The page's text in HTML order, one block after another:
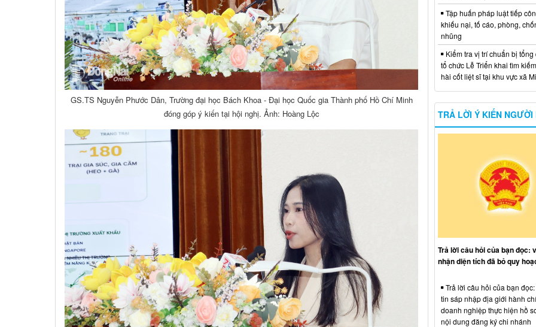
GS.TS Nguyễn Phước Dân, Trường đại học Bách Khoa - Đại học Quốc gia Thành phố Hồ Chí Minh
đóng góp ý kiến tại hội nghị. Ảnh: Hoàng Lộc
Tập huấn pháp luật tiếp
khiếu nại, tố cáo, phòng,
nhũng
Kiểm tra vị trí chuẩn bị tổng
tổ chức Lễ Triển khai tìm
hài cốt liệt sĩ tại khu vực xã
TRẢ LỜI Ý KIẾN NGƯỜI
Trả lời câu hỏi của bạn đọc:
nhận diện tích đã bỏ quy
Trả lời câu hỏi của bạn
tin sáp nhập địa giới hành
doanh nghiệp thực hiện hồ
nội dung đăng ký chi nhánh